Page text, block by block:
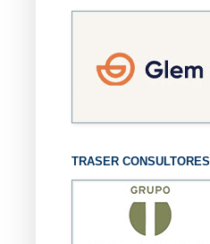
TRASER CONSULTORES